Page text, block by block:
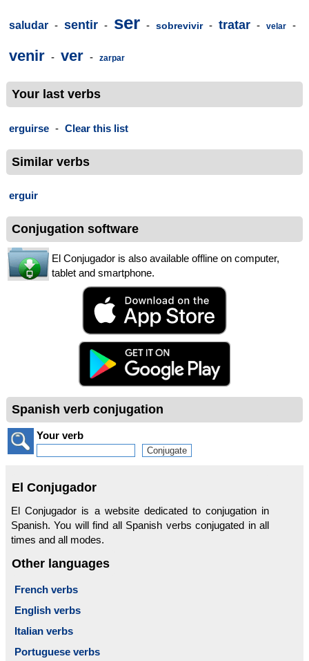
saludar - sentir - ser - sobrevivir - tratar - velar -
venir - ver - zarpar
Your last verbs
erguirse - Clear this list
Similar verbs
erguir
Conjugation software
El Conjugador is also available offline on computer,
tablet and smartphone.
Spanish verb conjugation
Your verb
El Conjugador
El Conjugador is a website dedicated to conjugation in
Spanish. You will find all Spanish verbs conjugated in all
times and all modes.
Other languages
French verbs
English verbs
Italian verbs
Portuguese verbs